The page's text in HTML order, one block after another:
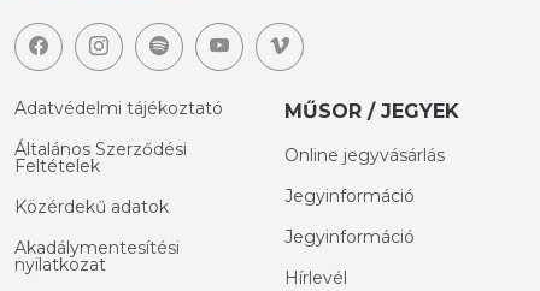
Adatvédelmi tájékoztató
Általános Szerződési
Feltételek
Közérdekű adatok
Akadálymentesítési
nyilatkozat
MŰSOR / JEGYEK
Online jegyvásárlás
Jegyinformáció
Jegyinformáció
Hírlevél